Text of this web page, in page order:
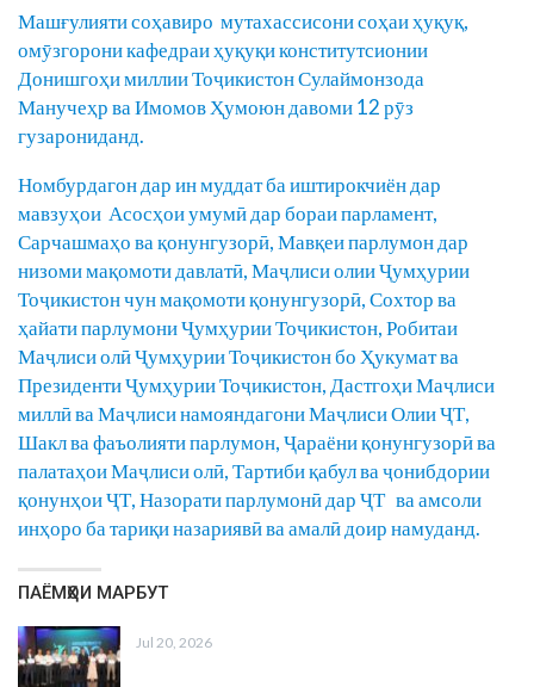
Машғулияти соҳавиро мутахассисони соҳаи ҳуқуқ,
омӯзгорони кафедраи ҳуқуқи конститутсионии
Донишгоҳи миллии Тоҷикистон Сулаймонзода
Манучеҳр ва Имомов Ҳумоюн давоми 12 рӯз
гузарониданд.
Номбурдагон дар ин муддат ба иштирокчиён дар
мавзуҳои Асосҳои умумӣ дар бораи парламент,
Сарчашмаҳо ва қонунгузорӣ, Мавқеи парлумон дар
низоми мақомоти давлатӣ, Маҷлиси олии Ҷумҳурии
Тоҷикистон чун мақомоти қонунгузорӣ, Сохтор ва
ҳайати парлумони Ҷумҳурии Тоҷикистон, Робитаи
Маҷлиси олӣ Ҷумҳурии Тоҷикистон бо Ҳукумат ва
Президенти Ҷумҳурии Тоҷикистон, Дастгоҳи Маҷлиси
миллӣ ва Маҷлиси намояндагони Маҷлиси Олии ҶТ,
Шакл ва фаъолияти парлумон, Ҷараёни қонунгузорӣ ва
палатаҳои Маҷлиси олӣ, Тартиби қабул ва ҷонибдории
қонунҳои ҶТ, Назорати парлумонӣ дар ҶТ ва амсоли
инҳоро ба тариқи назариявӣ ва амалӣ доир намуданд.
ПАЁМҲОИ МАРБУТ
Jul 20, 2026